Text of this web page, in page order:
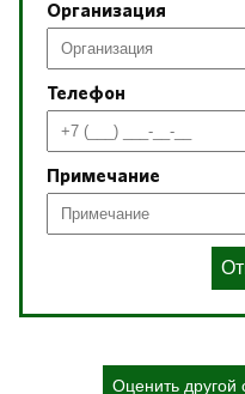
Организация
Телефон
Примечание
Оценить другой